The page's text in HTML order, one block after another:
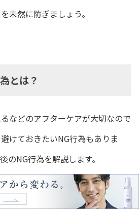
未然に防ぎましょう。
とは？
などのアフターケアが大切なので
けておきたいNG行為もありま
のNG行為を解説します。